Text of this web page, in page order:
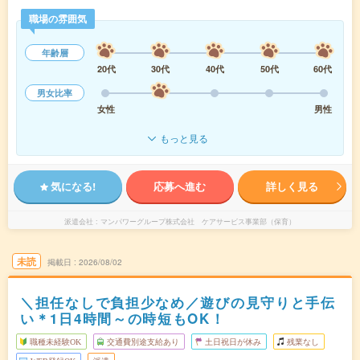
職場の雰囲気
年齢層
20代
30代 40代 50代
60代
男女比率
女性
男性
もっと見る
気になる! 応募へ進む 詳しく見る
派遣会社 マンパワーグループ株式会社 ケアサービス事業部（保育）
未読 掲載日 2026/08/02
＼担任なしで負担少なめ／遊びの見守りと手伝
い＊1日4時間～の時短もOK！
職種未経験OK 交通費別途支給あり 土日祝日が休み 残業なし